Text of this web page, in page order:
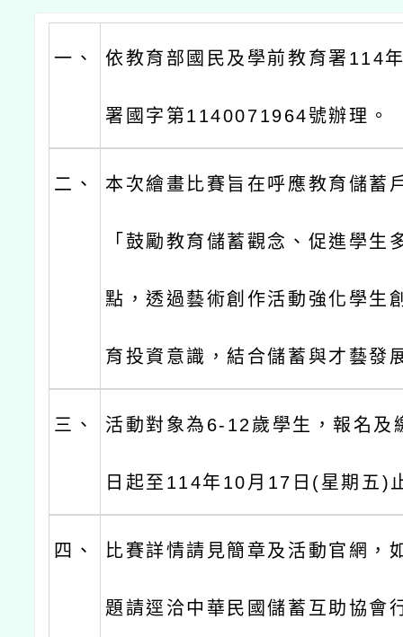
一、 依教育部國民及學前教育署114
署國字第1140071964號辦理。
二、 本次繪畫比賽旨在呼應教育儲蓄
「鼓勵教育儲蓄觀念、促進學生
點，透過藝術創作活動強化學生
育投資意識，結合儲蓄與才藝發
三、 活動對象為6-12歲學生，報名及
日起至114年10月17日(星期五)
四、 比賽詳情請見簡章及活動官網，
題請逕洽中華民國儲蓄互助協會